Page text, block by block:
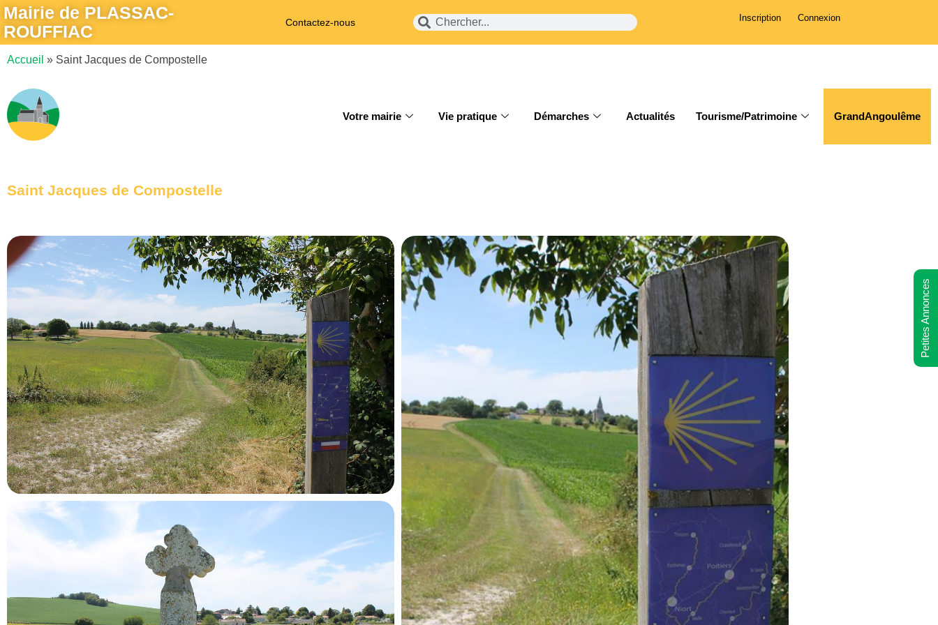
Mairie de PLASSAC-
ROUFFIAC
Contactez-nous Inscription Connexion
Accueil » Saint Jacques de Compostelle
Votre mairie Vie pratique Démarches Actualités Tourisme/Patrimoine GrandAngoulême
Saint Jacques de Compostelle
Petites Annonces